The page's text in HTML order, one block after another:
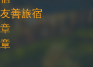
善旅宿